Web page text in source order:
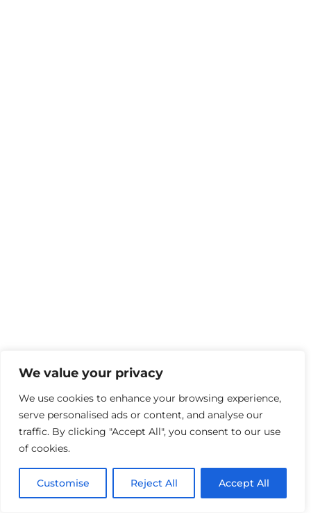
We value your privacy
We use cookies to enhance your browsing experience,
serve personalised ads or content, and analyse our
traffic. By clicking "Accept All", you consent to our use
of cookies.
Customise Reject All Accept All